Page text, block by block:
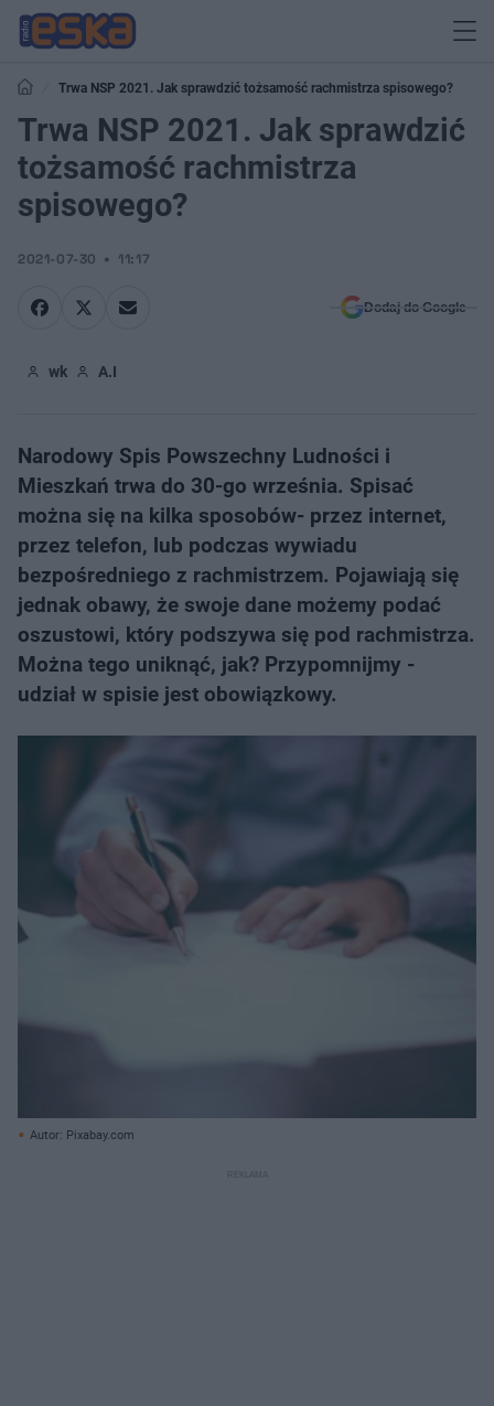
Trwa NSP 2021. Jak sprawdzić tożsamość rachmistrza spisowego?
Trwa NSP 2021. Jak sprawdzić
tożsamość rachmistrza
spisowego?
2021-07-30 11:17
Dodaj do Google
wk A.I
Narodowy Spis Powszechny Ludności i
Mieszkań trwa do 30-go września. Spisać
można się na kilka sposobów- przez internet,
przez telefon, lub podczas wywiadu
bezpośredniego z rachmistrzem. Pojawiają się
jednak obawy, że swoje dane możemy podać
oszustowi, który podszywa się pod rachmistrza.
Można tego uniknąć, jak? Przypomnijmy -
udział w spisie jest obowiązkowy.
Autor: Pixabay.com